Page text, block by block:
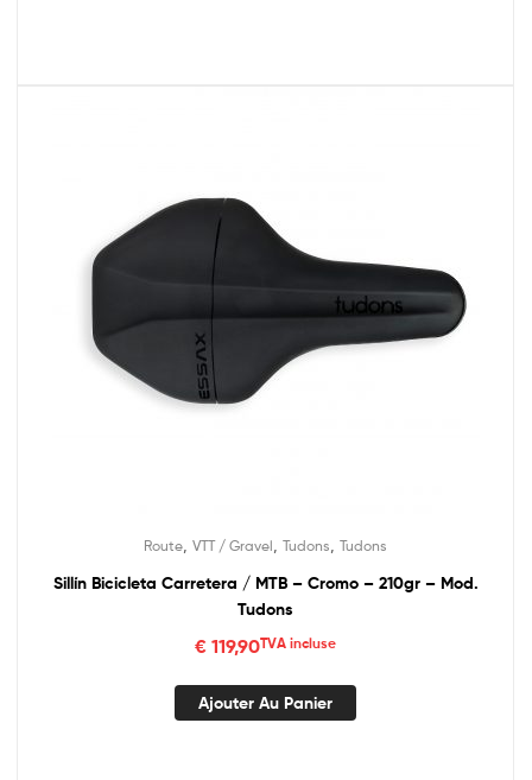
Route VTT / Gravel Tudons Tudons
Sillín Bicicleta Carretera / MTB – Cromo – 210gr – Mod.
Tudons
€ 119,90TVA incluse
Ajouter Au Panier